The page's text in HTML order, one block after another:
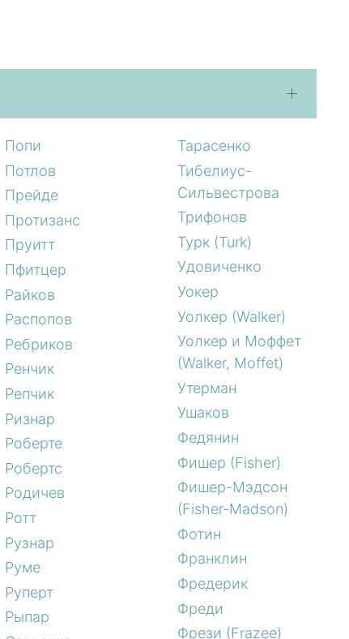
Попи
Потлов
Прейде
Протизанс
Пруитт
Пфитцер
Райков
Распопов
Ребриков
Ренчик
Репчик
Ризнар
Роберте
Робертс
Родичев
Ротт
Рузнар
Руме
Руперт
Рыпар
Тарасенко
Тибелиус-
Сильвестрова
Трифонов
Турк (Turk)
Удовиченко
Уокер
Уолкер (Walker)
Уолкер и Моффет
(Walker, Moffet)
Утерман
Ушаков
Федянин
Фишер (Fisher)
Фишер-Мэдсон
(Fisher-Madson)
Фотин
Франклин
Фредерик
Фреди
Фрези (Frazee)